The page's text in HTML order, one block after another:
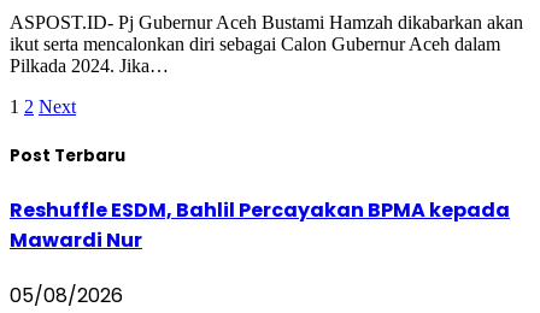
ASPOST.ID- Pj Gubernur Aceh Bustami Hamzah dikabarkan akan
ikut serta mencalonkan diri sebagai Calon Gubernur Aceh dalam
Pilkada 2024. Jika…
1 2 Next
Post Terbaru
Reshuffle ESDM, Bahlil Percayakan BPMA kepada
Mawardi Nur
05/08/2026